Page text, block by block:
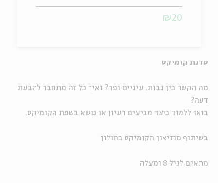
סדנת קומיקס
מה הקשר בין גבות, עיניים ופה? ואיך כל זה מתחבר להבעת
דעה?
בואו ללמוד כיצד מביעים רעיון או נושא בשפת הקומיקס.
בשיתוף מוזיאון הקומיקס בחולון
מתאים לגיל 8 ומעלה
₪20